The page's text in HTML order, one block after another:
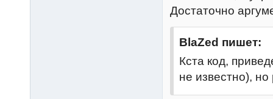
tostring
local
rank
Достаточно
BlaZed пишет:
Кста код,
не известно), но